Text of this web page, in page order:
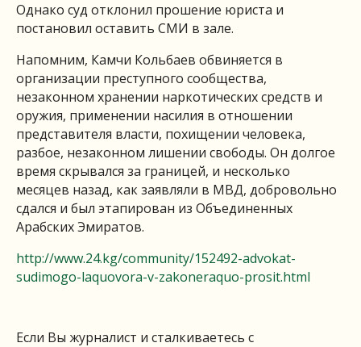
Однако суд отклонил прошение юриста и
постановил оставить СМИ в зале.
Напомним, Камчи Кольбаев обвиняется в
организации преступного сообщества,
незаконном хранении наркотических средств и
оружия, применении насилия в отношении
представителя власти, похищении человека,
разбое, незаконном лишении свободы. Он долгое
время скрывался за границей, и несколько
месяцев назад, как заявляли в МВД, добровольно
сдался и был этапирован из Объединенных
Арабских Эмиратов.
http://www.24.kg/community/152492-advokat-
sudimogo-laquovora-v-zakoneraquo-prosit.html
Если Вы журналист и сталкиваетесь с